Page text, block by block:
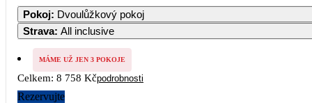
1 2 3 4
7 8 9 10 11
Pokoj: Dvoulůžkový pokoj
Strava: All inclusive
MÁME UŽ JEN 3 POKOJE
Celkem: 8 758 Kčpodrobnosti
Rezervujte